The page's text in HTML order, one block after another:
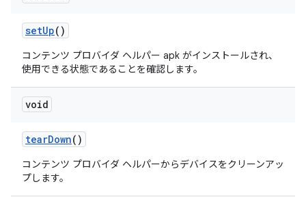
setUp()
コンテンツ プロバイダ ヘルパー apk がインストールされ、
使用できる状態であることを確認します。
void
tearDown()
コンテンツ プロバイダ ヘルパーからデバイスをクリーンアッ
プします。